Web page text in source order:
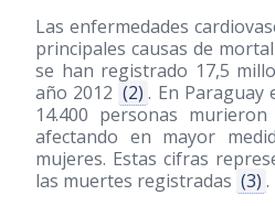
Las enfermedades
principales causas de
se han registrado 17,5
año 2012 (2) . En Paraguay
14.400 personas
afectando en mayor
mujeres. Estas cifras
las muertes registradas (3) .